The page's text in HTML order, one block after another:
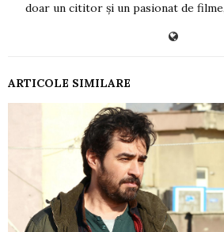
doar un cititor și un pasionat de
ARTICOLE SIMILARE